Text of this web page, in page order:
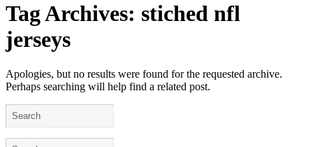
Tag Archives: stiched nfl
jerseys
Apologies, but no results were found for the requested archive.
Perhaps searching will help find a related post.